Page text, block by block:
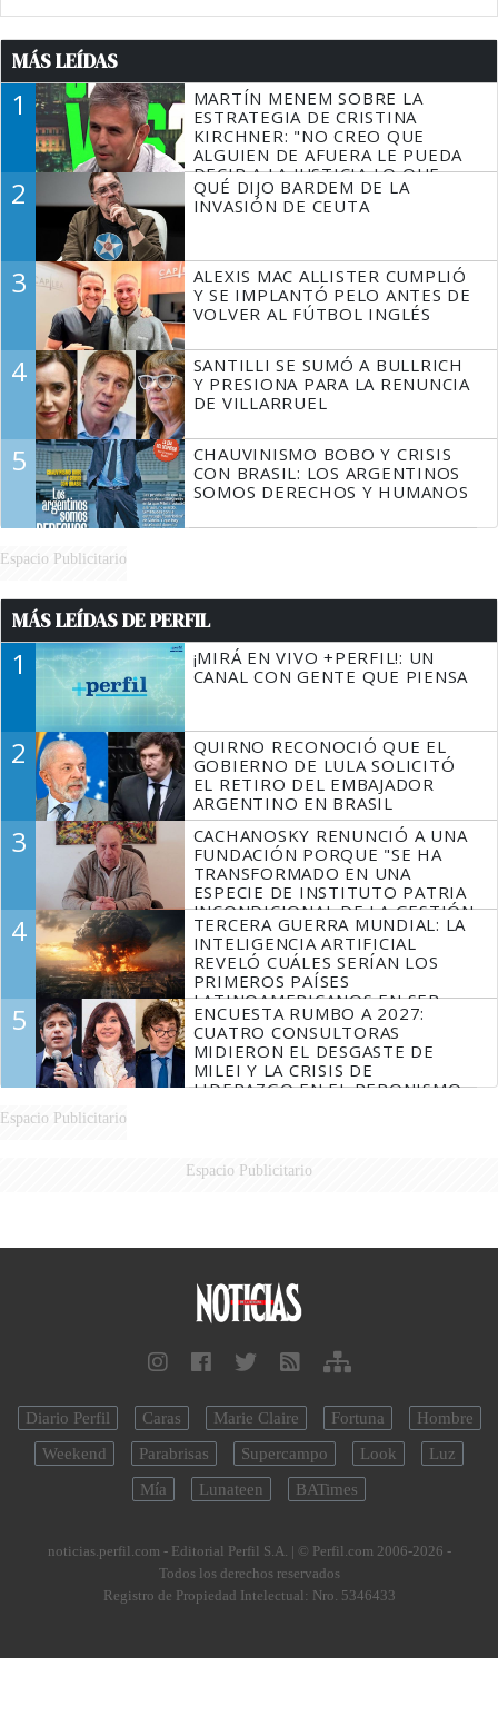
MÁS LEÍDAS
1
MARTÍN MENEM SOBRE LA
ESTRATEGIA DE CRISTINA
KIRCHNER: "NO CREO QUE
ALGUIEN DE AFUERA LE PUEDA
DECIR A LA JUSTICIA LO QUE
TIENE QUE HACER"
2
QUÉ DIJO BARDEM DE LA
INVASIÓN DE CEUTA
3
ALEXIS MAC ALLISTER CUMPLIÓ
Y SE IMPLANTÓ PELO ANTES DE
VOLVER AL FÚTBOL INGLÉS
4
SANTILLI SE SUMÓ A BULLRICH
Y PRESIONA PARA LA RENUNCIA
DE VILLARRUEL
5
CHAUVINISMO BOBO Y CRISIS
CON BRASIL: LOS ARGENTINOS
SOMOS DERECHOS Y HUMANOS
Espacio Publicitario
MÁS LEÍDAS DE PERFIL
1
¡MIRÁ EN VIVO +PERFIL!: UN
CANAL CON GENTE QUE PIENSA
2
QUIRNO RECONOCIÓ QUE EL
GOBIERNO DE LULA SOLICITÓ
EL RETIRO DEL EMBAJADOR
ARGENTINO EN BRASIL
3
CACHANOSKY RENUNCIÓ A UNA
FUNDACIÓN PORQUE "SE HA
TRANSFORMADO EN UNA
ESPECIE DE INSTITUTO PATRIA
INCONDICIONAL DE LA GESTIÓN
DE MILEI"
4
TERCERA GUERRA MUNDIAL: LA
INTELIGENCIA ARTIFICIAL
REVELÓ CUÁLES SERÍAN LOS
PRIMEROS PAÍSES
LATINOAMERICANOS EN SER
DERROTADOS
5
ENCUESTA RUMBO A 2027:
CUATRO CONSULTORAS
MIDIERON EL DESGASTE DE
MILEI Y LA CRISIS DE
LIDERAZGO EN EL PERONISMO
Espacio Publicitario
Espacio Publicitario
Diario Perfil Caras Marie Claire Fortuna
Hombre
Weekend
Parabrisas Supercampo Look
Luz
Mía
Lunateen BATimes
noticias.perfil.com - Editorial Perfil S.A. | © Perfil.com 2006-2026 -
Todos los derechos reservados
Registro de Propiedad Intelectual: Nro. 5346433